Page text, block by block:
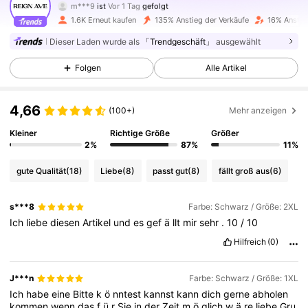
s***6ist am Durchsuchen
4,71
3K Follower
4,71
4,71 3K Follower
4,71
4,71 3K Follower
1.6K Erneut kaufen 135% Anstieg der Verkäufe 16%
Dieser Laden wurde als 「Trendgeschäft」 ausgewählt
Folgen Alle Artikel
4,66 (100+) Mehr anzeigen
Kleiner
2%
Richtige Größe
87%
Größer
11%
gute Qualität(18) Liebe(8) passt gut(8) fällt groß aus(6)
s***8 Farbe: Schwarz / Größe: 2XL
Ich liebediesenArtikel undesgefä llt mirsehr .10 /10
Hilfreich (0)
J***n Farbe: Schwarz / Größe: 1XL
Ich habeeine Bitte kö nntest kannst kanndichgerneabholen